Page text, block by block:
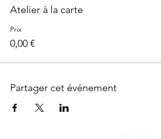
Atelier à la carte
Prix
0,00 €
Partager cet événement